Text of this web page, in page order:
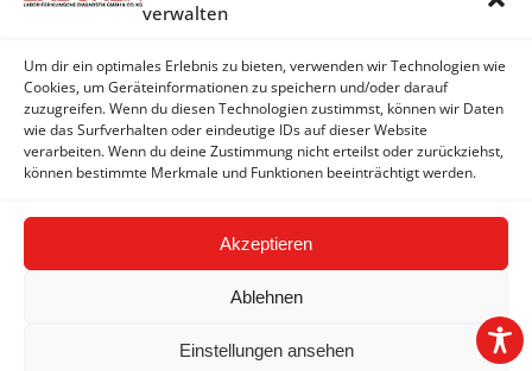
verwalten
Um dir ein optimales Erlebnis zu bieten, verwenden wir Technologien wie
Cookies, um Geräteinformationen zu speichern und/oder darauf
zuzugreifen. Wenn du diesen Technologien zustimmst, können wir Daten
wie das Surfverhalten oder eindeutige IDs auf dieser Website
verarbeiten. Wenn du deine Zustimmung nicht erteilst oder zurückziehst,
können bestimmte Merkmale und Funktionen beeinträchtigt werden.
Akzeptieren
Ablehnen
Einstellungen ansehen
Unsere Mitarbeiter-Benefits
Der Standort Bad Kissingen
Rund um die Bewerbung
Datenschutzhinweise im Bewerbungsverfahren